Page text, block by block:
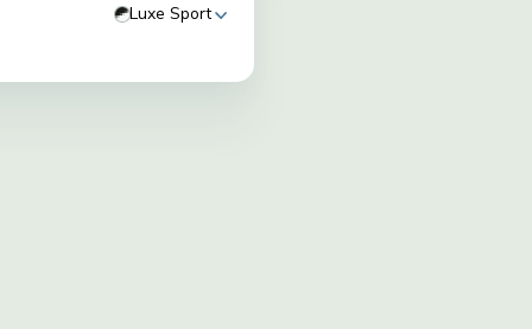
Luxe Sport